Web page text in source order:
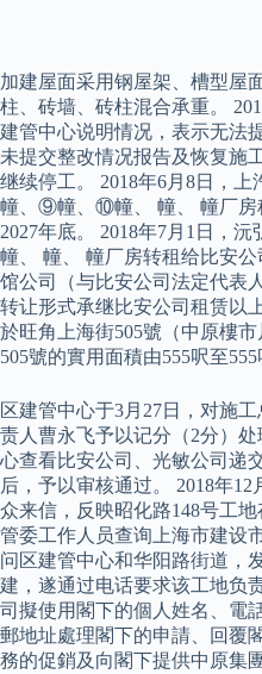
加建屋面采用钢屋架、槽型屋
柱、砖墙、砖柱混合承重。
建管中心说明情况，表示无法
未提交整改情况报告及恢复施
继续停工。 2018年6月8日，
幢、⑨幢、⑩幢、 幢、 幢厂房
2027年底。 2018年7月1日，
幢、 幢、 幢厂房转租给比安公
馆公司（与比安公司法定代表
转让形式承继比安公司租赁以
於旺角上海街505號（中原樓
505號的實用面積由555呎至555
区建管中心于3月27日，对施
责人曹永飞予以记分（2分）
心查看比安公司、光敏公司递
后，予以审核通过。 2018年
众来信，反映昭化路148号工
管委工作人员查询上海市建设
问区建管中心和华阳路街道，
建，遂通过电话要求该工地负
司擬使用閣下的個人姓名、電
郵地址處理閣下的申請、回覆
務的促銷及向閣下提供中原集